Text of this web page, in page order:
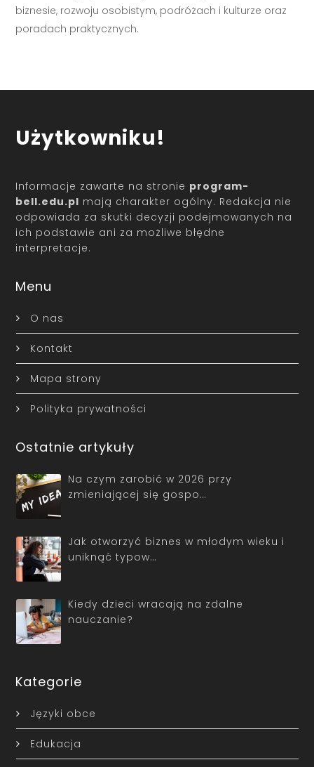
biznesie, rozwoju osobistym, podróżach i kulturze oraz
poradach praktycznych.
Użytkowniku!
Informacje zawarte na stronie program-
bell.edu.pl mają charakter ogólny. Redakcja nie
odpowiada za skutki decyzji podejmowanych na
ich podstawie ani za możliwe błędne
interpretacje.
Menu
O nas
Kontakt
Mapa strony
Polityka prywatności
Ostatnie artykuły
Na czym zarobić w 2026 przy
zmieniającej się gospo…
Jak otworzyć biznes w młodym wieku i
uniknąć typow…
Kiedy dzieci wracają na zdalne
nauczanie?
Kategorie
Języki obce
Edukacja